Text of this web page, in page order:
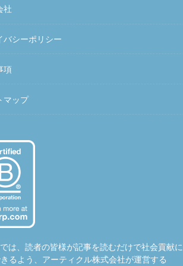
社
バシーポリシー
項
マップ
は、読者の皆様が記事を読むだけで社会貢献に
るよう、アーティクル株式会社が運営する